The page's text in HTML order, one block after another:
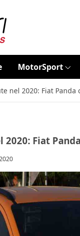
MotorSport
nel 2020: Fiat Panda
Fiat